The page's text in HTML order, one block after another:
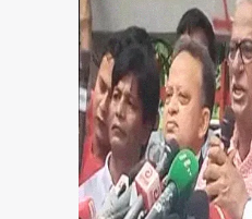
বিদ্ধ
করে:
নাদিম
মাহমুদ